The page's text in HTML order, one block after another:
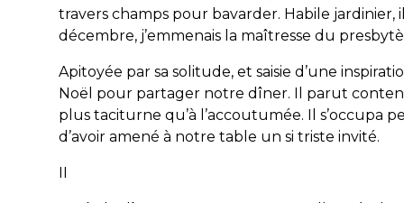
travers champs pour bavarder. Habile jardinier,
décembre, j’emmenais la maîtresse du
Apitoyée par sa solitude, et saisie d’une
Noël pour partager notre dîner. Il parut
p lus taciturne qu’à l’accoutumée. Il s’occupa
d’avoir amené à notre table un si triste invité.